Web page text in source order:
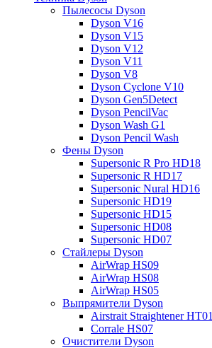
Пылесосы Dyson
Dyson V16
Dyson V15
Dyson V12
Dyson V11
Dyson V8
Dyson Cyclone V10
Dyson Gen5Detect
Dyson PencilVac
Dyson Wash G1
Dyson Pencil Wash
Фены Dyson
Supersonic R Pro HD18
Supersonic R HD17
Supersonic Nural HD16
Supersonic HD19
Supersonic HD15
Supersonic HD08
Supersonic HD07
Стайлеры Dyson
AirWrap HS09
AirWrap HS08
AirWrap HS05
Выпрямители Dyson
Airstrait Straightener HT01
Corrale HS07
Очистители Dyson